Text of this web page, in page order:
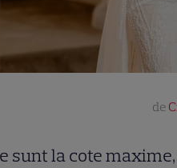
de
sunt la cote